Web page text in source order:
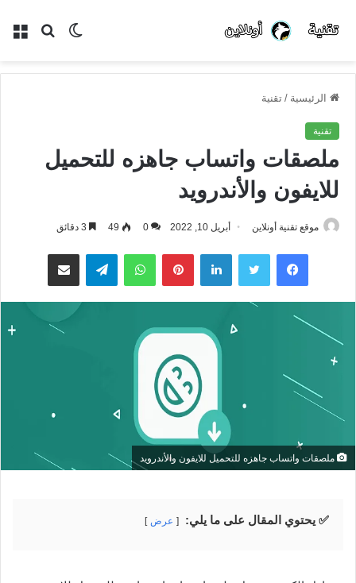
بحث الوضع
الرئيسية / تقنية
تقنية
ملصقات واتساب جاهزه للتحميل
للايفون والأندرويد
موقع تقنية أونلاين أبريل 10, 2022 0
49
فيسبوك تويتر لينكدإن بينتيريستواتساب تيلقرام مشاركة عبر البريد
ملصقات واتساب جاهزه للتحميل للايفون والأندرويد
✅ يحتوي المقال على ما يلي: عرض